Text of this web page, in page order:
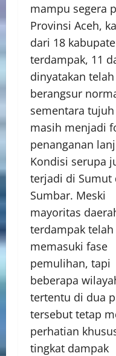
mampu segera
Provinsi Aceh,
dari 18
terdampak, 11
dinyatakan telah
berangsur
sementara
masih menjadi
penanganan
Kondisi serupa
terjadi di Sumut
Sumbar. Meski
mayoritas
terdampak telah
memasuki fase
pemulihan, tapi
beberapa
tertentu di dua
tersebut tetap
perhatian
tingkat dampak